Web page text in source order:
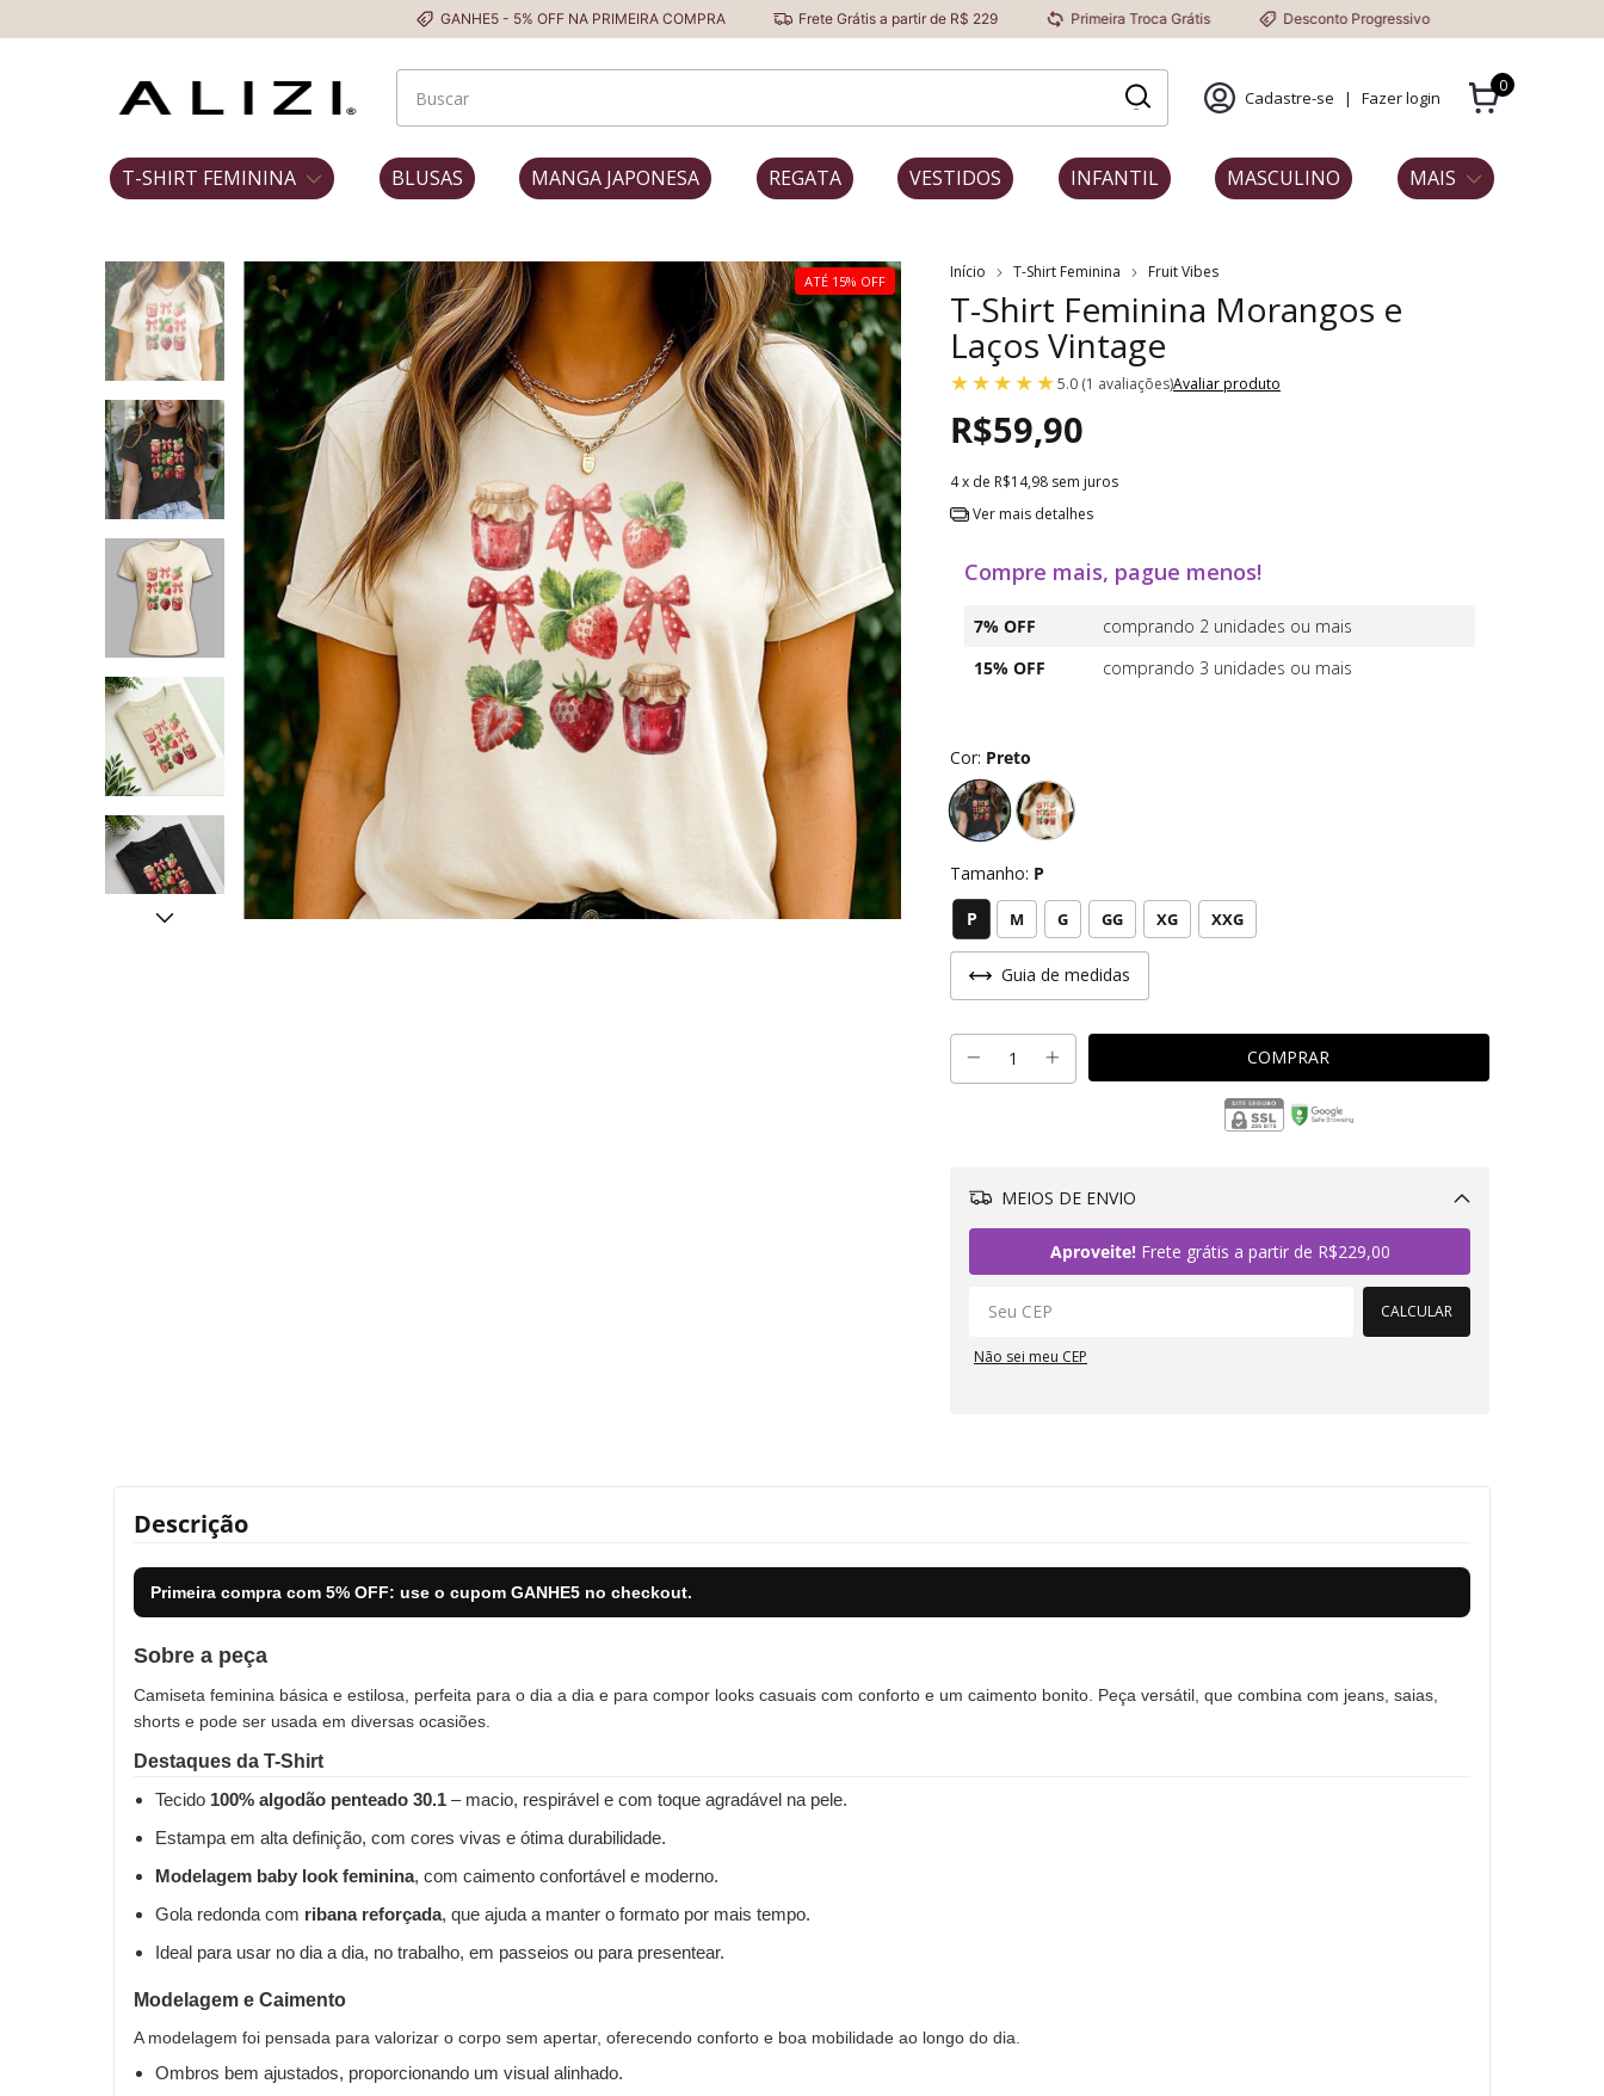
GANHE5 - 5% OFF NA PRIMEIRA COMPRA Frete Grátis a partir de R$ 229 Primeira Troca Grátis Desconto Progressivo
Cadastre-se | Fazer login
0
T-SHIRT FEMININA BLUSAS MANGA JAPONESA REGATA VESTIDOS INFANTIL MASCULINO MAIS
ATÉ 15% OFF Início T-Shirt Feminina Fruit Vibes
T-Shirt Feminina Morangos e
Laços Vintage
5.0 (1 avaliações)Avaliar produto
R$59,90
4x de R$14,98 sem juros
Ver mais detalhes
Compre mais, pague menos!
7% OFF
comprando 2 unidades ou mais
15% OFF
comprando 3 unidades ou mais
Cor: Preto
Tamanho: P
P M G GG XG XXG
Guia de medidas
MEIOS DE ENVIO
Aproveite!Frete grátis a partir de R$229,00
CALCULAR
Não sei meu CEP
Descrição
Primeira compra com 5% OFF: use o cupom GANHE5 no checkout.
Sobre a peça
Camiseta feminina básica e estilosa, perfeita para o dia a dia e para compor looks casuais com conforto e um caimento bonito. Peça versátil, que combina com jeans, saias,
shorts e pode ser usada em diversas ocasiões.
Destaques da T-Shirt
Tecido 100% algodão penteado 30.1 – macio, respirável e com toque agradável na pele.
Estampa em alta definição, com cores vivas e ótima durabilidade.
Modelagem baby look feminina, com caimento confortável e moderno.
Gola redonda com ribana reforçada, que ajuda a manter o formato por mais tempo.
Ideal para usar no dia a dia, no trabalho, em passeios ou para presentear.
Modelagem e Caimento
A modelagem foi pensada para valorizar o corpo sem apertar, oferecendo conforto e boa mobilidade ao longo do dia.
Ombros bem ajustados, proporcionando um visual alinhado.